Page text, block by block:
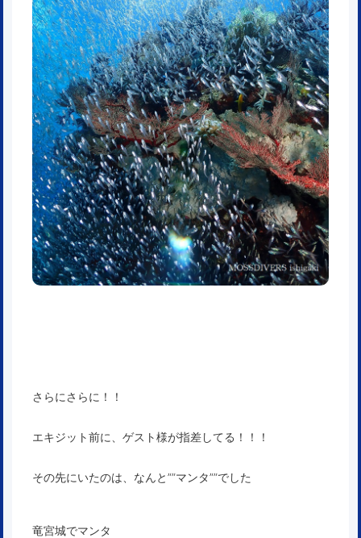
さらにさらに！！
エキジット前に、ゲスト様が指差してる！！！
その先にいたのは、なんと””マンタ””でした
竜宮城でマンタ